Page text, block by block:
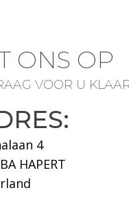
ONS OP
VOOR U
4
HAPERT